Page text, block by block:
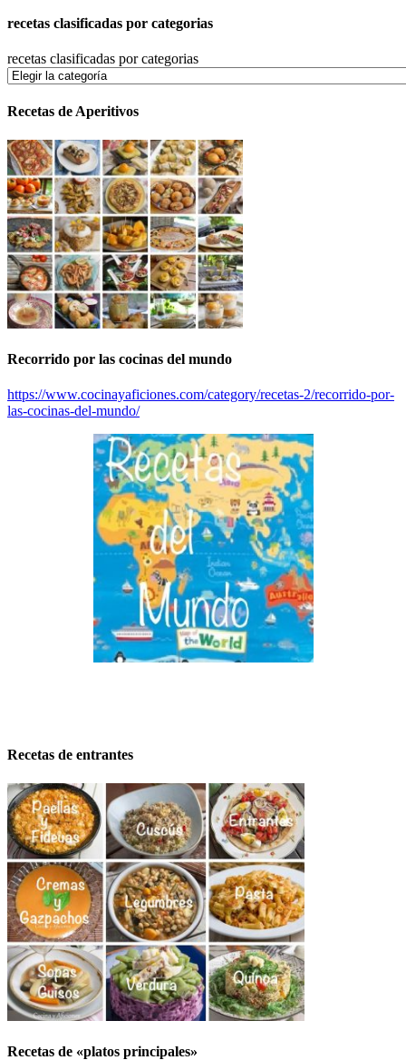
recetas clasificadas por categorias
recetas clasificadas por categorias
Recetas de Aperitivos
Recorrido por las cocinas del mundo
https://www.cocinayaficiones.com/category/recetas-2/recorrido-por-
las-cocinas-del-mundo/
Recetas de entrantes
Recetas de «platos principales»